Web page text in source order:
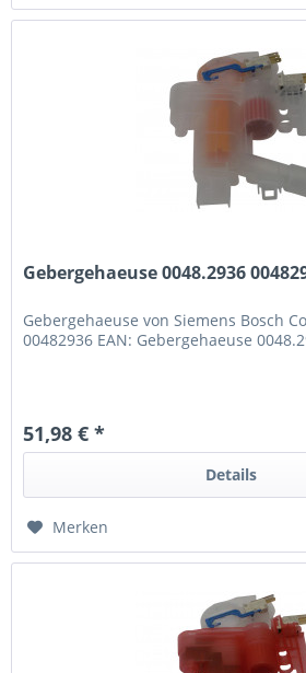
Gebergehaeuse 0048.2936
Gebergehaeuse von Siemens Bosch
00482936 EAN: Gebergehaeuse
51,98 € *
Details
Merken